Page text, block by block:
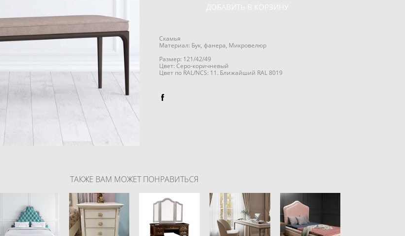
ДОБАВИТЬ В КОРЗИНУ
Скамья
Материал: Бук, фанера, Микровелюр
Размер: 121/42/49
Цвет: Серо-коричневый
Цвет по RAL/NCS: 11. Ближайший RAL 8019
ТАКЖЕ ВАМ МОЖЕТ ПОНРАВИТЬСЯ